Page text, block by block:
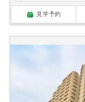
見学予約